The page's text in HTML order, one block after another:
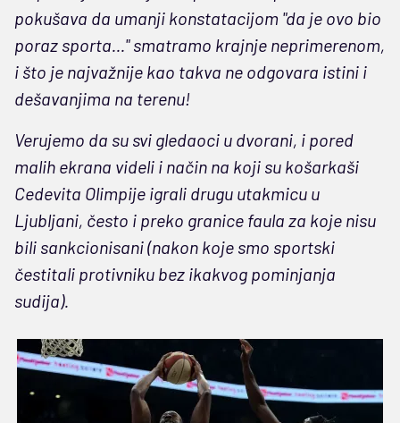
pokušava da umanji konstatacijom "da je ovo bio
poraz sporta..." smatramo krajnje neprimerenom,
i što je najvažnije kao takva ne odgovara istini i
dešavanjima na terenu!
Verujemo da su svi gledaoci u dvorani, i pored
malih ekrana videli i način na koji su košarkaši
Cedevita Olimpije igrali drugu utakmicu u
Ljubljani, često i preko granice faula za koje nisu
bili sankcionisani (nakon koje smo sportski
čestitali protivniku bez ikakvog pominjanja
sudija).